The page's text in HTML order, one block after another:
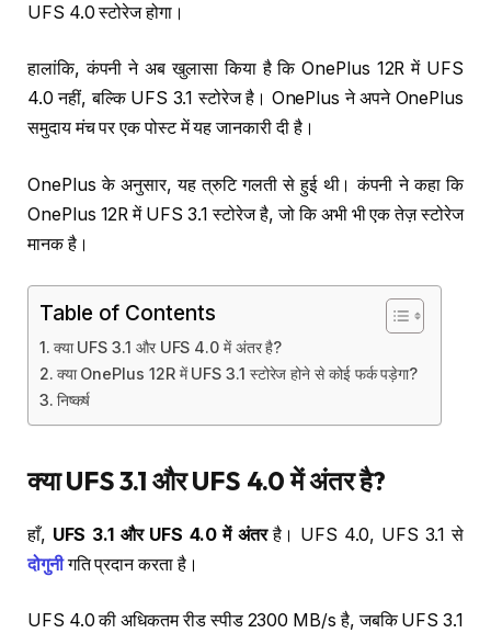
UFS 4.0 स्टोरेज होगा।
हालांकि, कंपनी ने अब खुलासा किया है कि OnePlus 12R में UFS
4.0 नहीं, बल्कि UFS 3.1 स्टोरेज है। OnePlus ने अपने OnePlus
समुदाय मंच पर एक पोस्ट में यह जानकारी दी है।
OnePlus के अनुसार, यह त्रुटि गलती से हुई थी। कंपनी ने कहा कि
OnePlus 12R में UFS 3.1 स्टोरेज है, जो कि अभी भी एक तेज़ स्टोरेज
मानक है।
Table of Contents
क्या UFS 3.1 और UFS 4.0 में अंतर है?
क्या OnePlus 12R में UFS 3.1 स्टोरेज होने से कोई फर्क पड़ेगा?
निष्कर्ष
क्याUFS 3.1औरUFS 4.0मेंअंतरहै?
हाँ, UFS 3.1 और UFS 4.0 में अंतरहै। UFS 4.0, UFS 3.1 से
दोगुनीगति प्रदान करता है।
UFS 4.0 की अधिकतम रीड स्पीड 2300 MB/s है, जबकि UFS 3.1